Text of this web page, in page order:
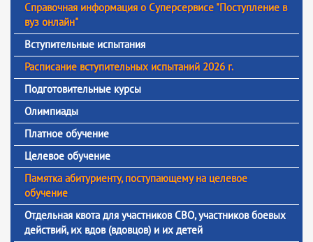
Справочная информация о Суперсервисе "Поступление в
вуз онлайн"
Вступительные испытания
Расписание вступительных испытаний 2026 г.
Подготовительные курсы
Олимпиады
Платное обучение
Целевое обучение
Памятка абитуриенту, поступающему на целевое
обучение
Отдельная квота для участников СВО, участников боевых
действий, их вдов (вдовцов) и их детей